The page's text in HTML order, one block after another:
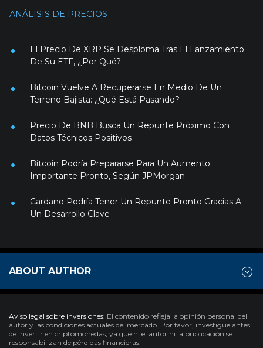
ANÁLISIS DE PRECIOS
El Precio De XRP Se Desploma Tras El Lanzamiento
De Su ETF, ¿Por Qué?
Bitcoin Vuelve A Recuperarse En Medio De Un
Terreno Bajista: ¿Qué Está Pasando?
Precio De BNB Busca Un Repunte Próximo Con
Datos Técnicos Positivos
Bitcoin Podría Prepararse Para Un Aumento
Importante Pronto, Según JPMorgan
Cardano Podría Tener Un Repunte Pronto Gracias A
Un Desarrollo Clave
ABOUT AUTHOR
Aviso legal sobre inversiones: El contenido refleja la opinión personal del
autor y las condiciones actuales del mercado. Por favor, investigue antes
de invertir en criptomonedas, ya que ni el autor ni la publicación se
responsabilizan de pérdidas financieras.